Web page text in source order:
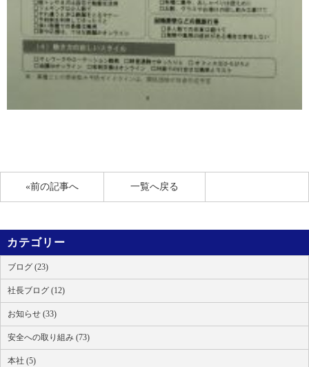
«前の記事へ 一覧へ戻る
カテゴリー
ブログ (23)
社長ブログ (12)
お知らせ (33)
安全への取り組み (73)
本社 (5)